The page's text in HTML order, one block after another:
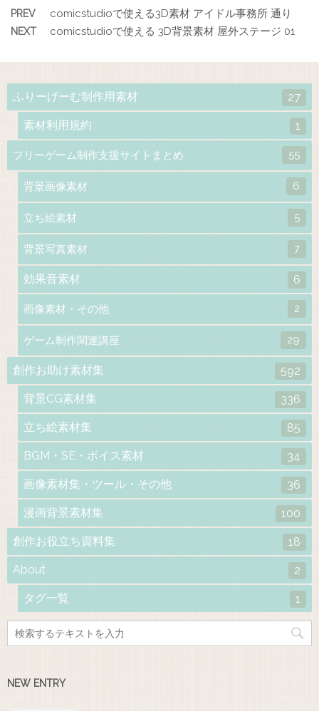
PREV comicstudioで使える3D素材 アイドル事務所 通り
NEXT comicstudioで使える 3D背景素材 屋外ステージ 01
ふりーげーむ制作用素材 27
素材利用規約 1
フリーゲーム制作支援サイトまとめ 55
背景画像素材 6
立ち絵素材 5
背景写真素材 7
効果音素材 6
画像素材・その他 2
ゲーム制作関連講座 29
創作お助け素材集 592
背景CG素材集 336
立ち絵素材集 85
BGM・SE・ボイス素材 34
画像素材集・ツール・その他 36
漫画背景素材集 100
創作お役立ち資料集 18
About 2
タグ一覧 1
NEW ENTRY